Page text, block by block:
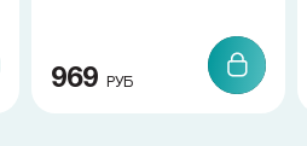
969 РУБ